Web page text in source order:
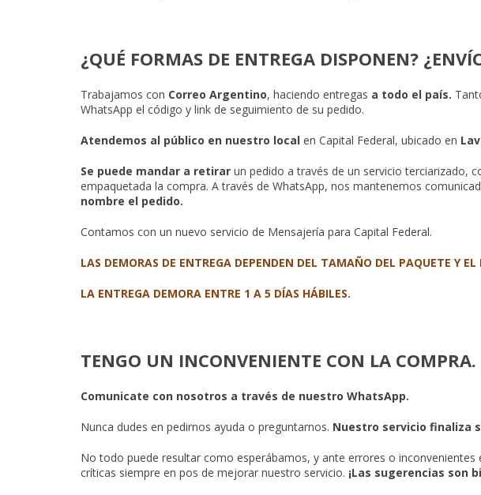
¿QUÉ FORMAS DE ENTREGA DISPONEN?
Trabajamos con Correo Argentino, haciendo entregas a todo el país.
WhatsApp el código y link de seguimiento de su pedido.
Atendemos al público en nuestro local en Capital Federal, ubicado en
Se puede mandar a retirar un pedido a través de un servicio terciarizado,
empaquetada la compra. A través de WhatsApp, nos mantenemos
nombre el pedido.
Contamos con un nuevo servicio de Mensajería para Capital Federal.
LAS DEMORAS DE ENTREGA DEPENDEN DEL TAMAÑO DEL PAQUETE Y
LA ENTREGA DEMORA ENTRE 1 A 5 DÍAS HÁBILES.
TENGO UN INCONVENIENTE CON LA COMPRA.
Comunicate con nosotros a través de nuestro WhatsApp.
Nunca dudes en pedirnos ayuda o preguntarnos. Nuestro servicio finaliza
No todo puede resultar como esperábamos, y ante errores o
críticas siempre en pos de mejorar nuestro servicio. ¡Las sugerencias son